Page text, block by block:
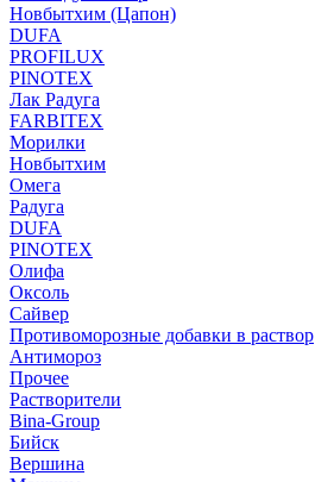
Новбытхим (Цапон)
DUFA
PROFILUX
PINOTEX
Лак Радуга
FARBITEX
Морилки
Новбытхим
Омега
Радуга
DUFA
PINOTEX
Олифа
Оксоль
Сайвер
Противоморозные добавки в раствор
Антимороз
Прочее
Растворители
Bina-Group
Бийск
Вершина